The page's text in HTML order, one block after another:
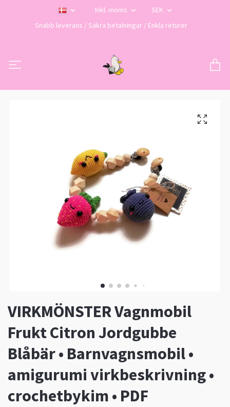
Inkl. moms
SEK
Snabb leverans / Säkra betalningar / Enkla returer
VIRKMÖNSTER Vagnmobil
Frukt Citron Jordgubbe
Blåbär • Barnvagnsmobil •
amigurumi virkbeskrivning •
crochetbykim • PDF